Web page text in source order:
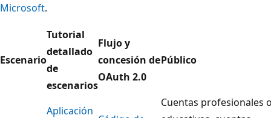
Microsoft.
Escenario
Tutorial
detallado
de
escenarios
Flujo y
concesión de
OAuth 2.0
Público
Aplicación
Cuentas profesionales